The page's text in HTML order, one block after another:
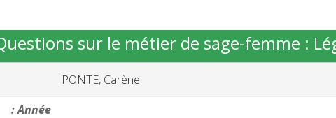
sur le métier de sage-femme :
PONTE, Carène
Année :